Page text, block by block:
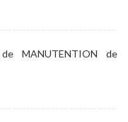
MANUTENTION de